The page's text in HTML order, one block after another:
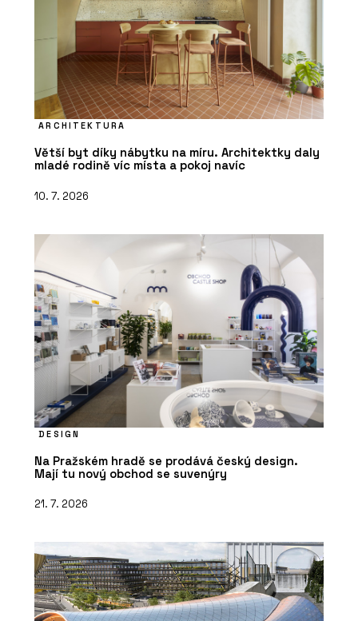
ARCHITEKTURA
Větší byt díky nábytku na míru. Architektky daly
mladé rodině víc místa a pokoj navíc
10. 7. 2026
DESIGN
Na Pražském hradě se prodává český design.
Mají tu nový obchod se suvenýry
21. 7. 2026